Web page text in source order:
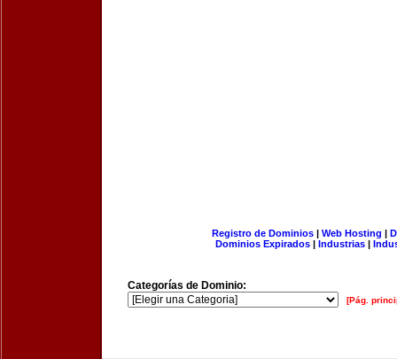
Registro de Dominios| Web Hosting |
Dominios Expirados | Industrias |
Categorías de Dominio:
[Pág.